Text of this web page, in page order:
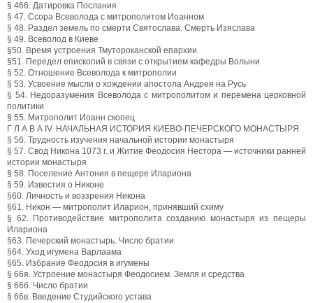
§ 466. Датировка Послания
§ 47. Ссора Всеволода с митрополитом Иоанном
§ 48. Раздел земель по смерти Святослава. Смерть Изяслава
§ 49. Всеволод в Киеве
§50. Время устроения Тмутороканской епархии
§51. Передел епископий в связи с открытием кафедры Волыни
§ 52. Отношение Всеволода к митрополии
§ 53. Усвоение мысли о хождении апостола Андрея на Русь
§ 54. Недоразумения Всеволода с митрополитом и перемена церковной
политики
§ 55. Митрополит Иоанн скопец
Г Л А В А IV. НАЧАЛЬНАЯ ИСТОРИЯ КИЕВО-ПЕЧЕРСКОГО МОНАСТЫРЯ
§ 56. Трудность изучения начальной истории монастыря
§ 57. Свод Никона 1073 г. и Житие Феодосия Нестора — источники ранней
истории монастыря
§ 58. Поселение Антония в пещере Илариона
§ 59. Известия о Никоне
§60. Личность и воззрения Никона
§61. Никон — митрополит Иларион, принявший схиму
§ 62. Противодействие митрополита созданию монастыря из пещеры
Илариона
§63. Печерский монастырь. Число братии
§64. Уход игумена Варлаама
§65. Избрание Феодосия в игумены
§ 66я. Устроение монастыря Феодосием. Земля и средства
§ 66б. Число братии
§ 66в. Введение Студийского устава